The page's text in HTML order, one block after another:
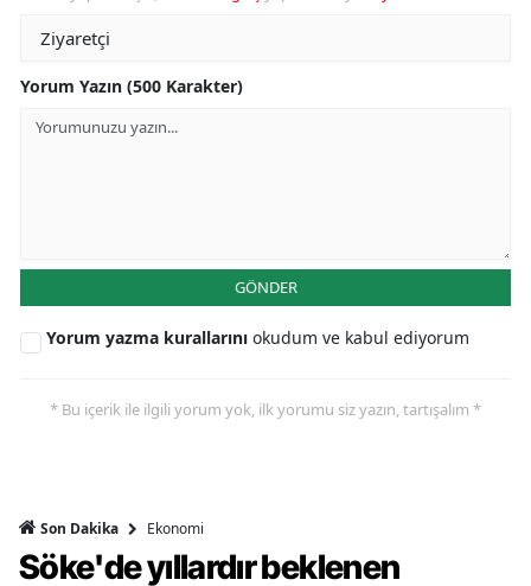
Yorum Yazın (500 Karakter)
GÖNDER
Yorum yazma kurallarını okudum ve kabul ediyorum
* Bu içerik ile ilgili yorum yok, ilk yorumu siz yazın, tartışalım *
Son Dakika Ekonomi
Söke'de yıllardır beklenen